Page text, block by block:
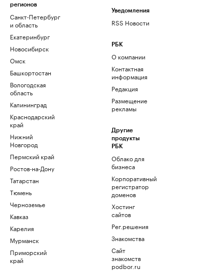
регионов
Санкт-Петербург
и область
Екатеринбург
Новосибирск
Омск
Башкортостан
Вологодская
область
Калининград
Краснодарский
край
Нижний
Новгород
Пермский край
Ростов-на-Дону
Татарстан
Тюмень
Черноземье
Кавказ
Карелия
Мурманск
Приморский
край
Уведомления
RSS Новости
РБК
О компании
Контактная
информация
Редакция
Размещение
рекламы
Другие
продукты
РБК
Облако для
бизнеса
Корпоративный
регистратор
доменов
Хостинг
сайтов
Рег.решения
Знакомства
Сайт
знакомств
podbor.ru